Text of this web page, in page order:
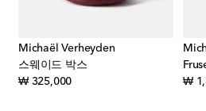
Michaël Verheyden
스웨이드 박스
₩ 325,000original price
₩